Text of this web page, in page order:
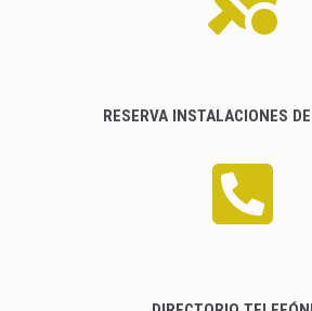
RESERVA INSTALACIONES